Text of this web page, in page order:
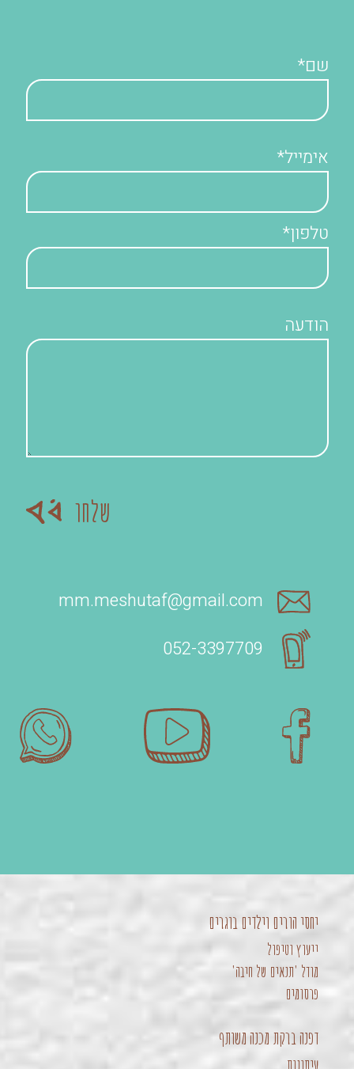
שם*
אימייל*
טלפון*
הודעה
mm.meshutaf@gmail.com
052-3397709‬
יחסי הורים וילדים בוגרים
ייעוץ וטיפול
מודל 'תנאים של חיבה'
פרסומים
דפנה ברקת מכנה משותף
עיתונות